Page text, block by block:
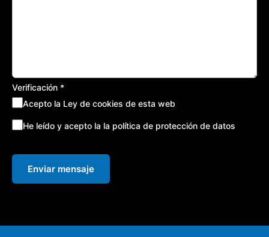
Verificación *
Acepto la Ley de cookies de esta web
He leído y acepto la la política de protección de datos
Enviar mensaje